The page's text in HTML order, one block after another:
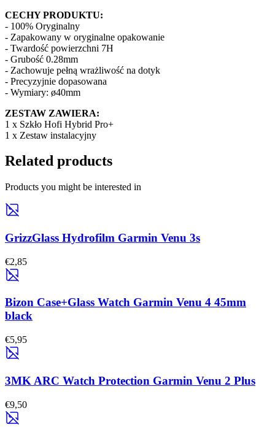
CECHY PRODUKTU:
- 100% Oryginalny
- Zapakowany w oryginalne opakowanie
- Twardość powierzchni 7H
- Grubość 0.28mm
- Zachowuje pełną wrażliwość na dotyk
- Precyzyjnie dopasowana
- Wymiary: ø40mm
ZESTAW ZAWIERA:
1 x Szkło Hofi Hybrid Pro+
1 x Zestaw instalacyjny
Related products
Products you might be interested in
GrizzGlass Hydrofilm Garmin Venu 3s
€2,85
Bizon Case+Glass Watch Garmin Venu 4 45mm
black
€5,95
3MK ARC Watch Protection Garmin Venu 2 Plus
€9,50